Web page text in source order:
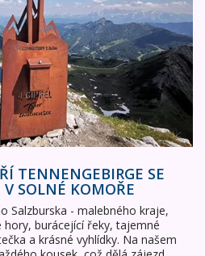
TENNENGEBIRGE SE
SOLNÉ KOMOŘE
Salzburska - malebného kraje,
hory, burácející řeky, tajemné
a krásné vyhlídky. Na našem